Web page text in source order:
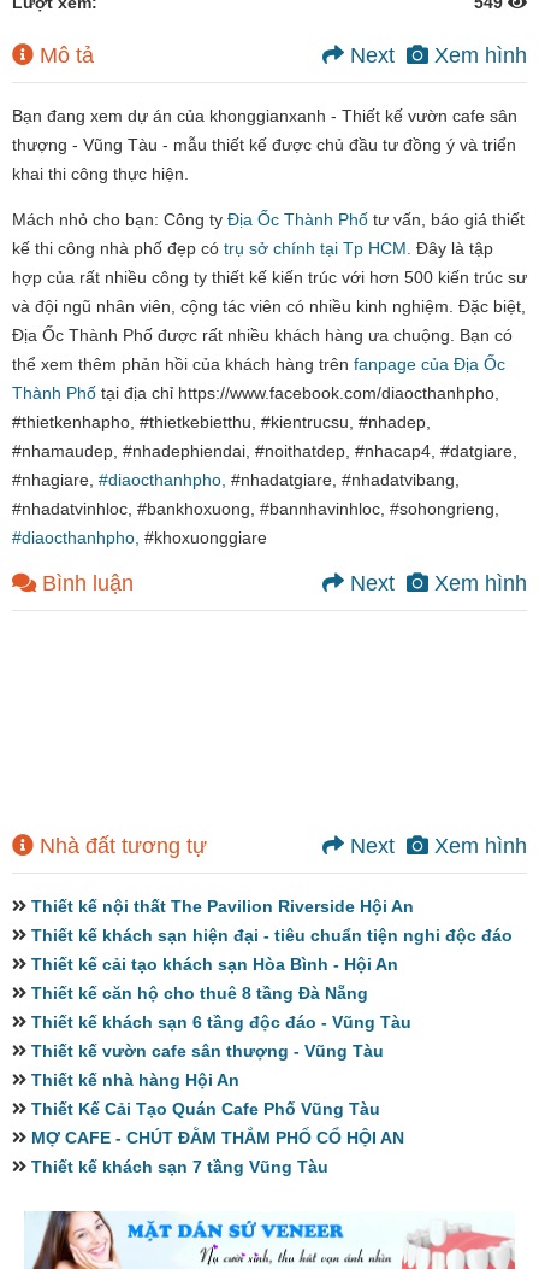
Mô tả Xem hình
Next
Bạn đang xem dự án của khonggianxanh - Thiết kế vườn cafe sân
thượng - Vũng Tàu - mẫu thiết kế được chủ đầu tư đồng ý và triển
khai thi công thực hiện.
Mách nhỏ cho bạn: Công ty Địa Ốc Thành Phố tư vấn, báo giá thiết
kế thi công nhà phố đẹp có trụ sở chính tại Tp HCM. Đây là tập
hợp của rất nhiều công ty thiết kế kiến trúc với hơn 500 kiến trúc sư
và đội ngũ nhân viên, cộng tác viên có nhiều kinh nghiệm. Đặc biệt,
Địa Ốc Thành Phố được rất nhiều khách hàng ưa chuộng. Bạn có
thể xem thêm phản hồi của khách hàng trên fanpage của Địa Ốc
Thành Phố tại địa chỉ https://www.facebook.com/diaocthanhpho,
#thietkenhapho, #thietkebietthu, #kientrucsu, #nhadep,
#nhamaudep, #nhadephiendai, #noithatdep, #nhacap4, #datgiare,
#nhagiare, #diaocthanhpho, #nhadatgiare, #nhadatvibang,
#nhadatvinhloc, #bankhoxuong, #bannhavinhloc, #sohongrieng,
#diaocthanhpho, #khoxuonggiare
Bình luận Xem hình
Next
Nhà đất tương tự Xem hình
Next
Thiết kế nội thất The Pavilion Riverside Hội An
Thiết kế khách sạn hiện đại - tiêu chuẩn tiện nghi độc đáo
Thiết kế cải tạo khách sạn Hòa Bình - Hội An
Thiết kế căn hộ cho thuê 8 tầng Đà Nẵng
Thiết kế khách sạn 6 tầng độc đáo - Vũng Tàu
Thiết kế vườn cafe sân thượng - Vũng Tàu
Thiết kế nhà hàng Hội An
Thiết Kế Cải Tạo Quán Cafe Phố Vũng Tàu
MỢ CAFE - CHÚT ĐẰM THẮM PHỐ CỔ HỘI AN
Thiết kế khách sạn 7 tầng Vũng Tàu